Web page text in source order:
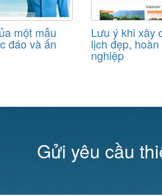
một mẫu
đáo và ấn
Lưu ý khi xây
lịch đẹp,
nghiệp
Gửi yêu cầu